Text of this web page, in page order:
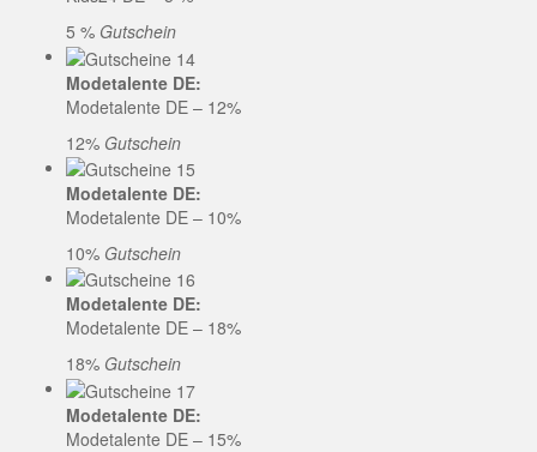
5 % Gutschein
Modetalente DE:
Modetalente DE – 12%
12% Gutschein
Modetalente DE:
Modetalente DE – 10%
10% Gutschein
Modetalente DE:
Modetalente DE – 18%
18% Gutschein
Modetalente DE:
Modetalente DE – 15%